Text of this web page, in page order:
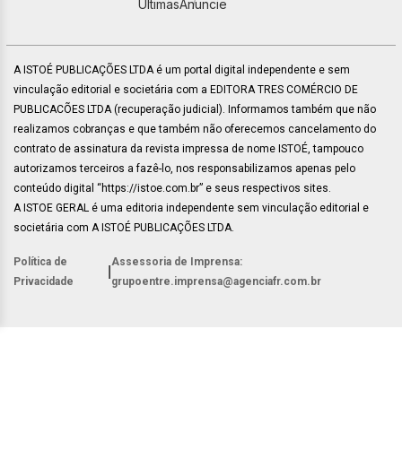
ÚltimasAnuncie
A ISTOÉ PUBLICAÇÕES LTDA é um portal digital independente e sem
vinculação editorial e societária com a EDITORA TRES COMÉRCIO DE
PUBLICACÕES LTDA (recuperação judicial). Informamos também que não
realizamos cobranças e que também não oferecemos cancelamento do
contrato de assinatura da revista impressa de nome ISTOÉ, tampouco
autorizamos terceiros a fazê-lo, nos responsabilizamos apenas pelo
conteúdo digital “https://istoe.com.br” e seus respectivos sites.
A ISTOE GERAL é uma editoria independente sem vinculação editorial e
societária com A ISTOÉ PUBLICAÇÕES LTDA.
Política de
Privacidade
Assessoria de Imprensa:
grupoentre.imprensa@agenciafr.com.br